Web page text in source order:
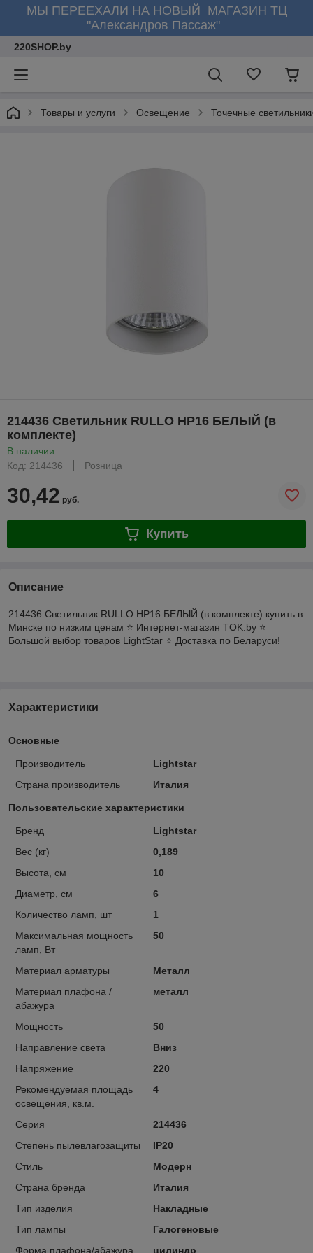
МЫ ПЕРЕЕХАЛИ НА НОВЫЙ МАГАЗИН ТЦ
"Александров Пассаж"
220SHOP.by
Товары и услуги Освещение Точечные
214436 Светильник RULLO HP16 БЕЛЫЙ (в
комплекте)
В наличии
Код: 214436
Розница
30,42 руб.
Купить
Описание
214436 Светильник RULLO HP16 БЕЛЫЙ (в комплекте) купить в
Минске по низким ценам ⭐️ Интернет-магазин TOK.by ⭐️
Большой выбор товаров LightStar ⭐️ Доставка по Беларуси!
Характеристики
Основные
Производитель
Lightstar
Страна производитель
Италия
Пользовательские характеристики
Бренд
Lightstar
Вес (кг)
0,189
Высота, см
10
Диаметр, см
6
Количество ламп, шт
1
Максимальная мощность
ламп, Вт
50
Материал арматуры
Металл
Материал плафона /
абажура
металл
Мощность
50
Направление света
Вниз
Напряжение
220
Рекомендуемая площадь
освещения, кв.м.
4
Серия
214436
Степень пылевлагозащиты
IP20
Стиль
Модерн
Страна бренда
Италия
Тип изделия
Накладные
Тип лампы
Галогеновые
Форма плафона/абажура
цилиндр